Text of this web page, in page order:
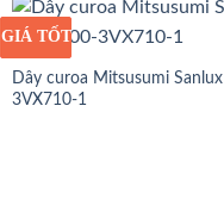
GIÁ SỈ
GIÁ TỐT
Dây curoa Mitsusumi
3VX710-1